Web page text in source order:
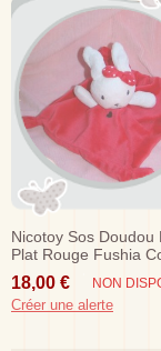
Nicotoy Sos Doudou
Plat Rouge Fushia
18,00 € NON
Créer une alerte